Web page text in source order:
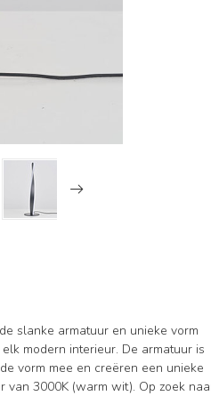
slanke armatuur en unieke vorm
modern interieur. De armatuur is
vorm mee en creëren een unieke
van 3000K (warm wit). Op zoek